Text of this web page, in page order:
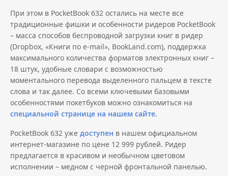
При этом в PocketBook 632 остались на месте все
традиционные фишки и особенности ридеров PocketBook
– масса способов беспроводной загрузки книг в ридер
(Dropbox, «Книги по e-mail», BookLand.com), поддержка
максимального количества форматов электронных книг –
18 штук, удобные словари с возможностью
моментального перевода выделенного пальцем в тексте
слова и так далее. Со всеми ключевыми базовыми
особенностями покетбуков можно ознакомиться на
специальной странице на нашем сайте.
PocketBook 632 уже доступен в нашем официальном
интернет-магазине по цене 12 999 рублей. Ридер
предлагается в красивом и необычном цветовом
исполнении – медном с черной фронтальной панелью.